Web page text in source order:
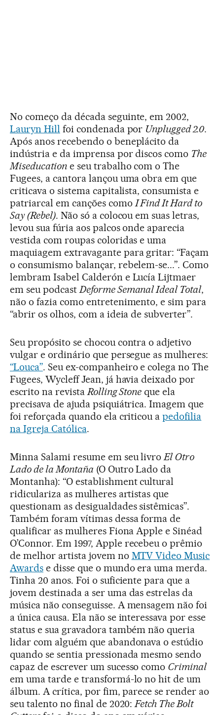
No começo da década seguinte, em 2002,
Lauryn Hill foi condenada por Unplugged 2.0.
Após anos recebendo o beneplácito da
indústria e da imprensa por discos como The
Miseducatione seu trabalho com o The
Fugees, a cantora lançou uma obra em que
criticava o sistema capitalista, consumista e
patriarcal em canções comoI Find It Hard to
Say (Rebel). Não só a colocou em suas letras,
levou sua fúria aos palcos onde aparecia
vestida com roupas coloridas e uma
maquiagem extravagante para gritar: “Façam
o consumismo balançar, rebelem-se...”. Como
lembram Isabel Calderón e Lucía Lijtmaer
em seu podcastDeforme Semanal Ideal Total,
não o fazia como entretenimento, e sim para
“abrir os olhos, com a ideia de subverter”.
Seu propósito se chocou contra o adjetivo
vulgar e ordinário que persegue as mulheres:
“Louca”. Seu ex-companheiro e colega no The
Fugees, Wycleff Jean, já havia deixado por
escrito na revistaRolling Stone que ela
precisava de ajuda psiquiátrica. Imagem que
foi reforçada quando ela criticou apedofilia
na Igreja Católica.
Minna Salami resume em seu livroEl Otro
Lado de la Montaña (O Outro Lado da
Montanha): “O establishment cultural
ridiculariza as mulheres artistas que
questionam as desigualdades sistêmicas”.
Também foram vítimas dessa forma de
qualificar as mulheres Fiona Apple e Sinéad
O’Connor. Em 1997, Apple recebeu o prêmio
de melhor artista jovem no MTV Video Music
Awardse disse que o mundo era uma merda.
Tinha 20 anos. Foi o suficiente para que a
jovem destinada a ser uma das estrelas da
música não conseguisse. A mensagem não foi
a única causa. Ela não se interessava por esse
status e sua gravadora também não queria
lidar com alguém que abandonava o estúdio
quando se sentia pressionada mesmo sendo
capaz de escrever um sucesso como Criminal
em uma tarde e transformá-lo no hit de um
álbum. A crítica, por fim, parece se render ao
seu talento no final de 2020:Fetch The Bolt